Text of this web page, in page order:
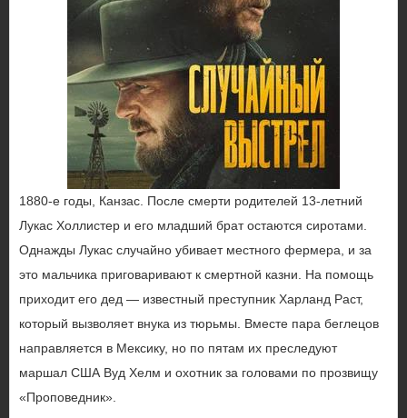
1880-е годы, Канзас. После смерти родителей 13-летний
Лукас Холлистер и его младший брат остаются сиротами.
Однажды Лукас случайно убивает местного фермера, и за
это мальчика приговаривают к смертной казни. На помощь
приходит его дед — известный преступник Харланд Раст,
который вызволяет внука из тюрьмы. Вместе пара беглецов
направляется в Мексику, но по пятам их преследуют
маршал США Вуд Хелм и охотник за головами по прозвищу
«Проповедник».